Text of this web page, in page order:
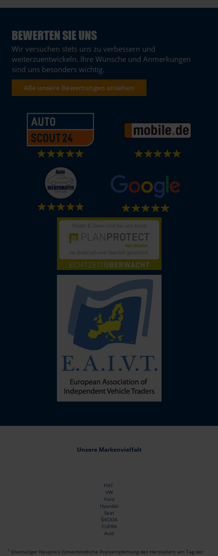
BEWERTEN SIE UNS
Wir versuchen stets uns zu verbessern und
weiterzuentwickeln. Ihre Wünsche und Anmerkungen
sind uns besonders wichtig.
Alle unsere Bewertungen ansehen
Unsere Markenvielfalt
FIAT
VW
Ford
Hyundai
Seat
ŠKODA
CUPRA
Audi
1 Ehemaliger Neupreis (Unverbindliche Preisempfehlung des Herstellers am Tag der